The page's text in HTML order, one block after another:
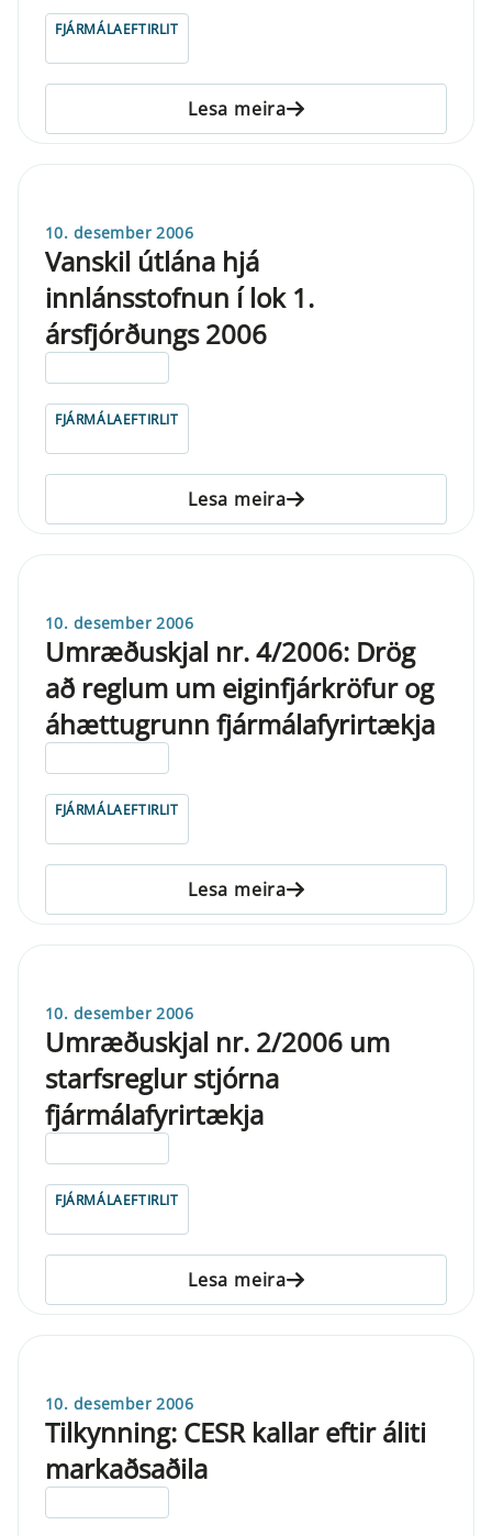
FJÁRMÁLAEFTIRLIT
Lesa meira
10. desember 2006
Vanskil útlána hjá
innlánsstofnun í lok 1.
ársfjórðungs 2006
FJÁRMÁLAEFTIRLIT
Lesa meira
10. desember 2006
Umræðuskjal nr. 4/2006: Drög
að reglum um eiginfjárkröfur og
áhættugrunn fjármálafyrirtækja
FJÁRMÁLAEFTIRLIT
Lesa meira
10. desember 2006
Umræðuskjal nr. 2/2006 um
starfsreglur stjórna
fjármálafyrirtækja
FJÁRMÁLAEFTIRLIT
Lesa meira
10. desember 2006
Tilkynning: CESR kallar eftir áliti
markaðsaðila